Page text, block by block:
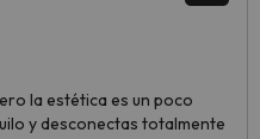
la estética es un poco
y desconectas totalmente